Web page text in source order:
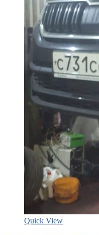
Quick View